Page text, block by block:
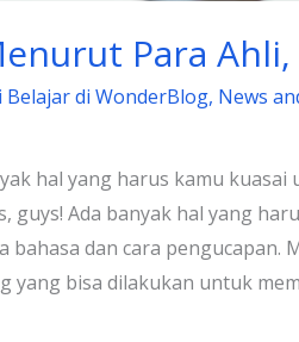
Para Ahli,
Belajar di WonderBlog, News
hal yang harus kamu
Ada banyak hal yang
dan cara pengucapan.
yang bisa dilakukan untuk